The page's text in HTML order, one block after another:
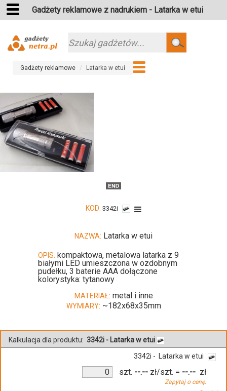
Gadżety reklamowe z nadrukiem - Latarka w etui
Szukaj
Gadżety reklamowe Latarka w etui
KOD: 3342i
NAZWA: Latarka w etui
OPIS: kompaktowa, metalowa latarka z 9
białymi LED umieszczona w ozdobnym
pudełku, 3 baterie AAA dołączone
kolorystyka: tytanowy
MATERIAŁ: metal i inne
WYMIARY: ~182x68x35mm
Kalkulacja dla produktu: 3342i - Latarka w etui
3342i - Latarka w etui
szt. --.-- zł/szt.
Zapytaj o cenę.
= --.-- zł